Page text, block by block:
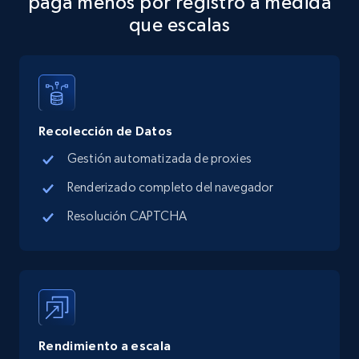
Address, Description, Business details, and
13.2K+
Google Maps full information - discover
Place id, URL, Country, Name, Category,
Address, Description, Business details, and
Google Maps full information - Collect
que escalas
Recolección de Datos
Gestión automatizada de proxies
Renderizado completo del navegador
Resolución CAPTCHA
Rendimiento a escala